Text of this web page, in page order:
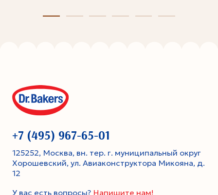
+7 (495) 967-65-01
125252, Москва, вн. тер. г. муниципальный округ
Хорошевский, ул. Авиаконструктора Микояна, д.
12
У вас есть вопросы? Напишите нам!